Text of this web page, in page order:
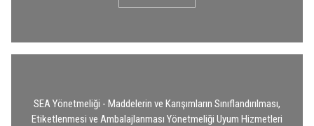
SEA Yönetmeliği - Maddelerin ve Karışımların Sınıflandırılması,
Etiketlenmesi ve Ambalajlanması Yönetmeliği Uyum Hizmetleri